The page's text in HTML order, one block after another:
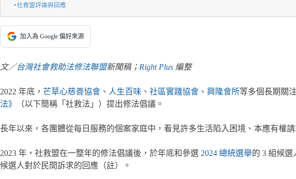
社救盟評論與回應
加入為 Google 偏好來源
文／台灣社會救助法修法聯盟新聞稿； Right Plus 編整
2022 年底， 芒草心慈善協會 、 人生百味 、 社區實踐協會 、 興隆會所等多個長期關
法》
（以下簡稱「社救法」）提出修法倡議。
長年以來，各團體從每日服務的個案家庭中，看見許多生活陷入困境、本應有權
2023 年，社救盟在一整年的修法倡議後，於年底和參選 2024 總統選舉的 3 組候
候選人對於民間訴求的回應（註）。